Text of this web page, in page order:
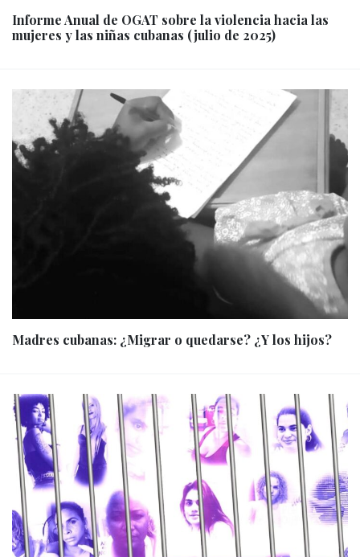
Informe Anual de OGAT sobre la violencia hacia las
mujeres y las niñas cubanas (julio de 2025)
Madres cubanas: ¿Migrar o quedarse? ¿Y los hijos?